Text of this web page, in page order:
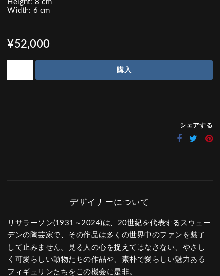
Height: 8 cm
Width: 6 cm
¥52,000
購入
シェアする
リサラーソン(1931～2024)は、20世紀を代表するスウェー
デンの陶芸家で、その作品は多くの世界中のファンを魅了
して止みません。見る人の心を捉えてはなさない、やさし
く可愛らしい動物たちの作品や、素朴で愛らしい魅力ある
フィギュリンたちをこの機会に是非。